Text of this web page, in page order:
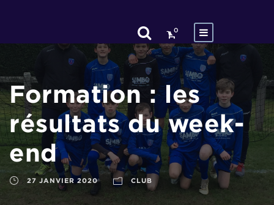
0
Formation : les
résultats du week-
end
27 JANVIER 2020 CLUB